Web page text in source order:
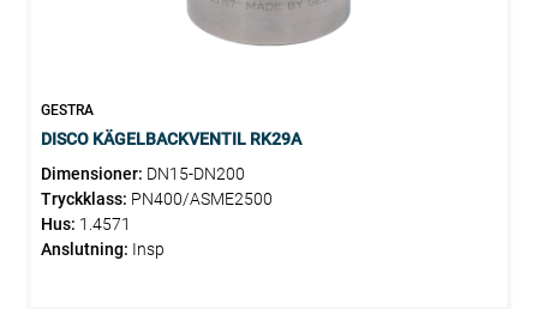
GESTRA
DISCO KÄGELBACKVENTIL RK29A
Dimensioner: DN15-DN200
Tryckklass: PN400/ASME2500
Hus: 1.4571
Anslutning: Insp